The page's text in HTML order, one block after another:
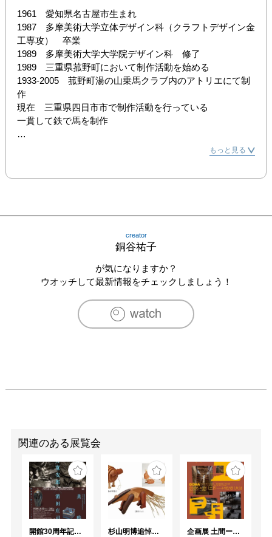
1961　愛知県名古屋市生まれ
1987　多摩美術大学立体デザイン科（クラフトデザイン金
工専攻）　卒業
1989　多摩美術大学大学院デザイン科　修了
1989　三重県菰野町において制作活動を始める
1933-2005　菰野町湯の山乗馬クラブ内のアトリエにて制
作
現在　三重県四日市市で制作活動を行っている
一貫して鉄で馬を制作
1991　”アートヒル三好ヶ丘‘91彫刻フェスタ”審査員奨励賞
ヶ月間イタリア式鋳造を学ぶ
2013　日本橋髙島屋にて個展（東京）
2016　”アートフェア　BERLINER LISTE　2016″に出展
（ドイツ、ベルリン）
2016　第43回四日市市美術展覧会において市長賞受賞
2017　第44回四日市市美術展覧会において市長賞受賞
もっと見る
creator
銅谷祐子
が気になりますか？
ウオッチして最新情報をチェックしましょう！
関連のある展覧会
開館30周年記念 山本爲三郎・河井寬次郎没後60年記念 「共鳴 河井寬次郎 × 濱田庄司 ー山本爲三郎コレクションより」 杉山明博追悼展 木とわたし―木工の妙技と美術教育 企画展 土間ーつくって、つかって、再発見ー